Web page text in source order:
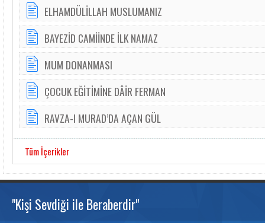
ELHAMDÜLİLLAH MUSLUMANIZ
BAYEZİD CAMİİNDE İLK NAMAZ
MUM DONANMASI
ÇOCUK EĞİTİMİNE DÂİR FERMAN
RAVZA-I MURAD’DA AÇAN GÜL
Tüm İçerikler
"Kişi Sevdiği ile Beraberdir"